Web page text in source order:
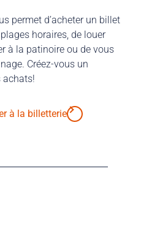
permet d’acheter un billet
horaires, de louer
à la patinoire ou de vous
Créez-vous un
achats!
à la billetterie